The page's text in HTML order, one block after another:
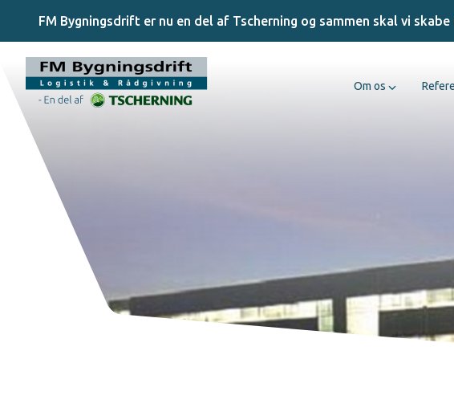
FM Bygningsdrift er nu en del af Tscherning og sammen skal vi
Om os